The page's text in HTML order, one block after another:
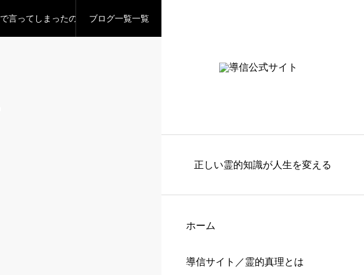
正しい霊的知識が人生を変える
ホーム
導信サイト／霊的真理とは
ブログ一覧一覧